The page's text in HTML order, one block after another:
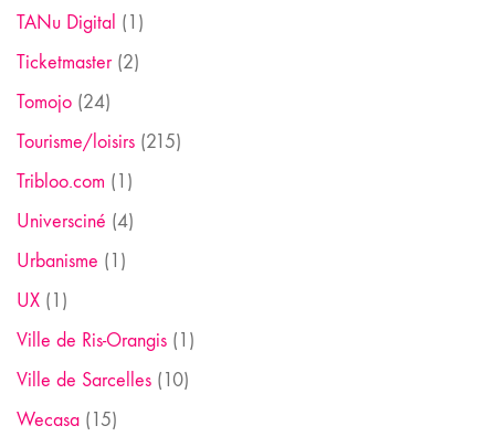
TANu Digital (1)
Ticketmaster(2)
Tomojo (24)
Tourisme/loisirs (215)
Tribloo.com (1)
Universciné (4)
Urbanisme (1)
UX (1)
Ville de Ris-Orangis (1)
Ville de Sarcelles (10)
Wecasa (15)